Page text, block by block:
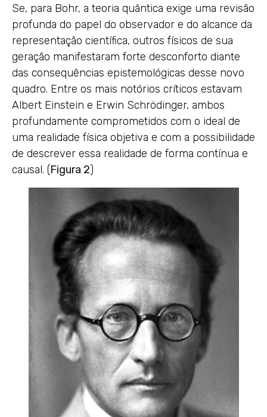
Se, para Bohr, a teoria quântica exige uma revisão
profunda do papel do observador e do alcance da
representação científica, outros físicos de sua
geração manifestaram forte desconforto diante
das consequências epistemológicas desse novo
quadro. Entre os mais notórios críticos estavam
Albert Einstein e Erwin Schrödinger, ambos
profundamente comprometidos com o ideal de
uma realidade física objetiva e com a possibilidade
de descrever essa realidade de forma contínua e
causal. (Figura 2)